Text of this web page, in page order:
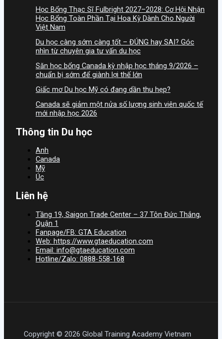
Học Bổng Thạc Sĩ Fulbright 2027–2028: Cơ Hội Nhận
Học Bổng Toàn Phần Tại Hoa Kỳ Dành Cho Người
Việt Nam
Du học càng sớm càng tốt – ĐÚNG hay SAI? Góc
nhìn từ chuyên gia tư vấn du học
Săn học bổng Canada kỳ nhập học tháng 9/2026 –
chuẩn bị sớm để giành lợi thế lớn
Giấc mơ Du học Mỹ có đang dần thu hẹp?
Canada sẽ giảm một nửa số lượng sinh viên quốc tế
mới nhập học 2026
Thông tin Du học
Anh
Canada
Mỹ
Úc
Liên hệ
Tầng 19, Saigon Trade Center – 37 Tôn Đức Thắng,
Quận 1
Fanpage/FB: GTA Education
Web: https://www.gtaeducation.com
Email: info@gtaeducation.com
Hotline/Zalo: 0888-558-168
Copyright © 2026 Global Training Academy Vietnam